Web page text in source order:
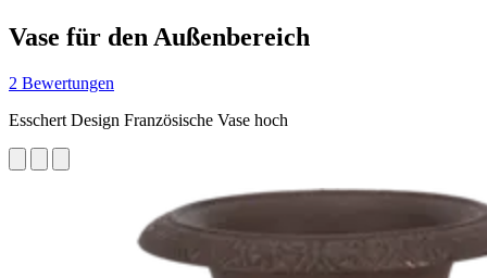
Vase für den Außenbereich
2 Bewertungen
Esschert Design Französische Vase hoch